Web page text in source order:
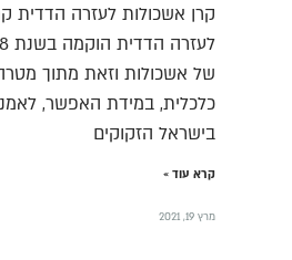
קרן אשכולות לעזרה הדדית
של אשכולות וזאת מתוך
כלכלית, במידת האפשר,
בישראל הזקוקים
קרא עוד »
מרץ 19, 2021